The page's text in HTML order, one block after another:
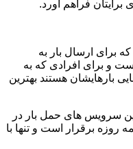
برایتان فراهم آورد.
برای ارسال بار به
و برای افرادی که به
بارهایشان هستند بهترین
سرویس های حمل بار در
روزه برقرار است و تنها با